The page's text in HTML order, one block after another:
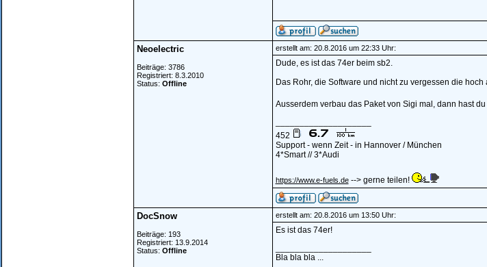
Neoelectric
Beiträge: 3786
Registriert: 8.3.2010
Status: Offline
erstellt am: 20.8.2016 um 22:33 Uhr:
Dude, es ist das 74er beim sb2.
Das Rohr, die Software und nicht zu vergessen die
Ausserdem verbau das Paket von Sigi mal, dann hast
452
Support - wenn Zeit - in Hannover / München
4*Smart // 3*Audi
https://www.e-fuels.de--> gerne teilen!
DocSnow
Beiträge: 193
Registriert: 13.9.2014
Status: Offline
erstellt am: 20.8.2016 um 13:50 Uhr:
Es ist das 74er!
Bla bla bla ...